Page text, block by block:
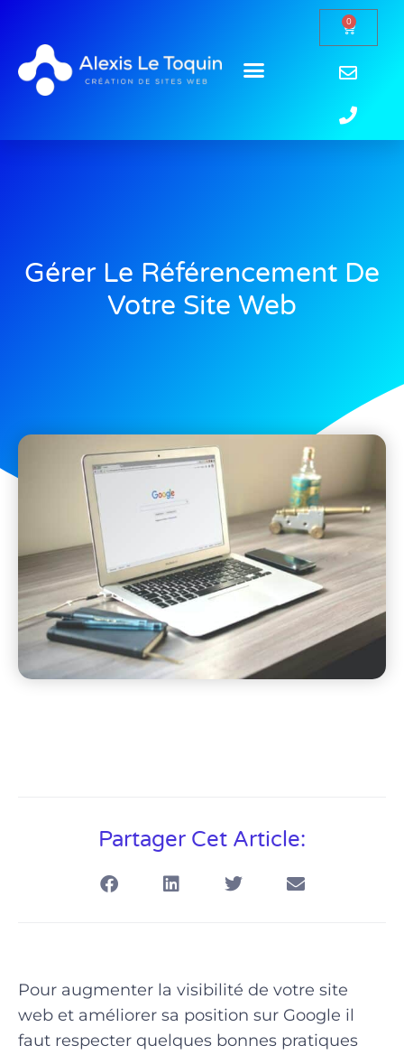
0
Gérer Le Référencement De
Votre Site Web
Partager Cet Article:
Pour augmenter la visibilité de votre site
web et améliorer sa position sur Google il
faut respecter quelques bonnes pratiques